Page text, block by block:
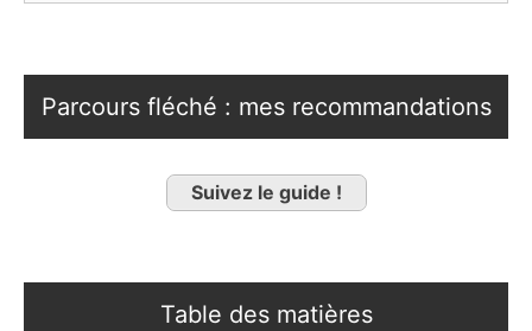
Parcours fléché : mes recommandations
Suivez le guide !
Table des matières